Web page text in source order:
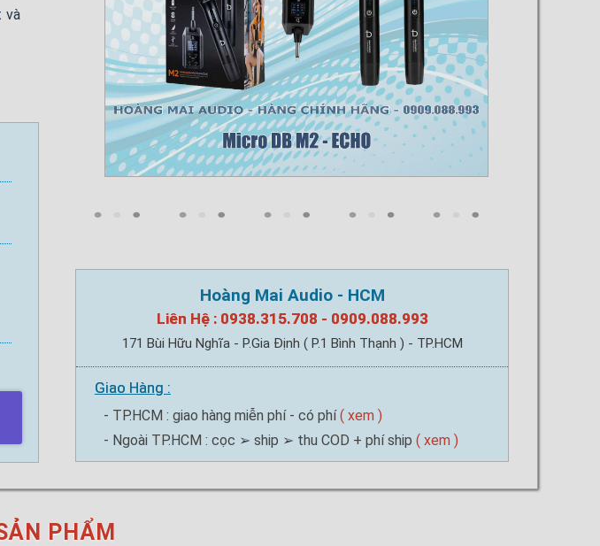
và
Hoàng Mai Audio - HCM
Liên Hệ : 0938.315.708 - 0909.088.993
171 Bùi Hữu Nghĩa - P.Gia Định ( P.1 Bình Thạnh ) - TP.HCM
Giao Hàng :
- TP.HCM : giao hàng miễn phí - có phí( xem )
- Ngoài TP.HCM : cọc ➢ ship ➢ thu COD + phí ship ( xem )
PHẨM